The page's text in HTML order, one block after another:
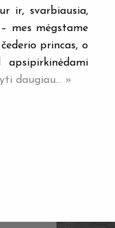
ir, svarbiausia,
mes mėgstame
princas, o
daugiau... »